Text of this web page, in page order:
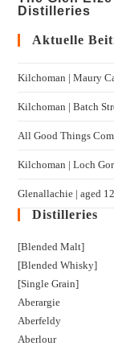
Distilleries
Aktuelle
Kilchoman | Maury
Kilchoman | Batch
All Good Things
Kilchoman | Loch
Glenallachie | aged
Distilleries
[Blended Malt]
[Blended Whisky]
[Single Grain]
Aberargie
Aberfeldy
Aberlour